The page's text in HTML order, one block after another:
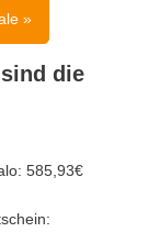
»
die
585,93€